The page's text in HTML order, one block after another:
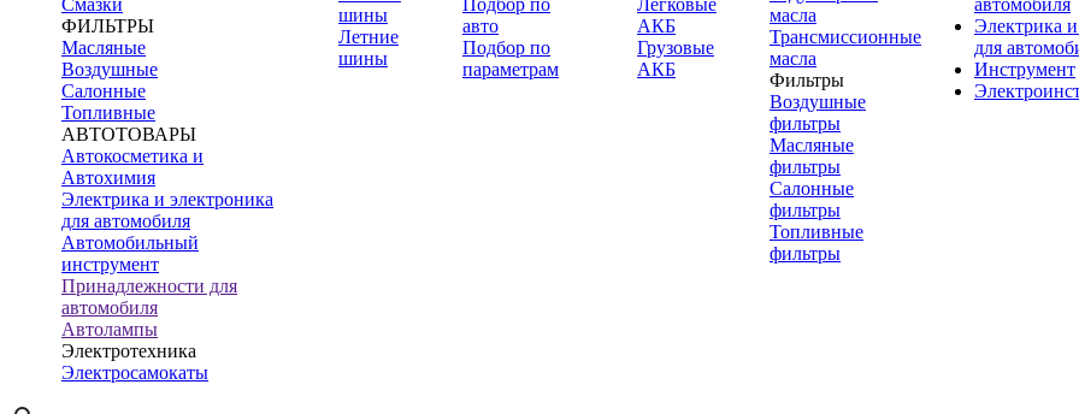
ФИЛЬТРЫ
Масляные
Воздушные
Салонные
Топливные
АВТОТОВАРЫ
Автокосметика и
Автохимия
Электрика и электроника
для автомобиля
Автомобильный
инструмент
Принадлежности для
автомобиля
Автолампы
Электротехника
Электросамокаты
шины
Летние
шины
авто
Подбор по
параметрам
АКБ
Грузовые
АКБ
масла
Трансмиссионные
масла
Фильтры
Воздушные
фильтры
Масляные
фильтры
Салонные
фильтры
Топливные
фильтры
Электрика
для
Инструмент